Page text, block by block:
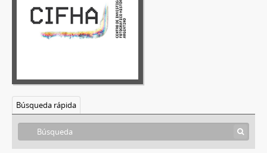
Búsqueda rápida